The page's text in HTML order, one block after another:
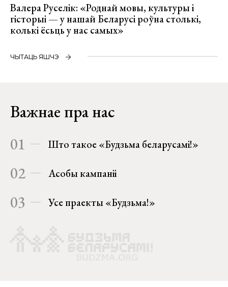
Валера Руселік: «Роднай мовы, культуры і
гісторыі — у нашай Беларусі роўна столькі,
колькі ёсьць у нас самых»
ЧЫТАЦЬ ЯШЧЭ
Важнае пра нас
01 Што такое «Будзьма беларусамі!»
02 Асобы кампаніі
03 Усе праекты «Будзьма!»